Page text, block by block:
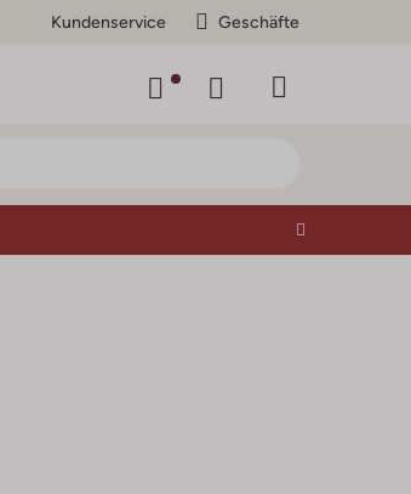
Kundenservice Geschäfte